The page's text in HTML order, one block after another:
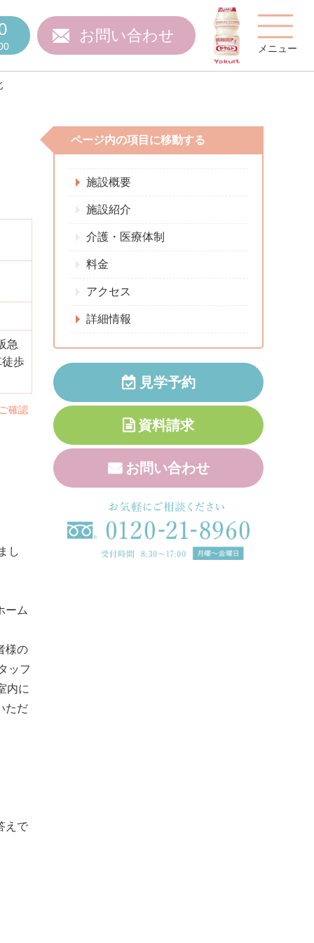
お問い合わせ
メニュー
費用について
問 スタッフ紹介
施設関係者の方へ
神戸市の老人ホーム｜ソーシャルコート神戸北の施設画像
急
歩
確認
し
ーム
様の
ッフ
内に
ただ
えで
ページ内の項目に移動する
施設概要
施設紹介
介護・医療体制
料金
アクセス
詳細情報
見学予約
資料請求
お問い合わせ